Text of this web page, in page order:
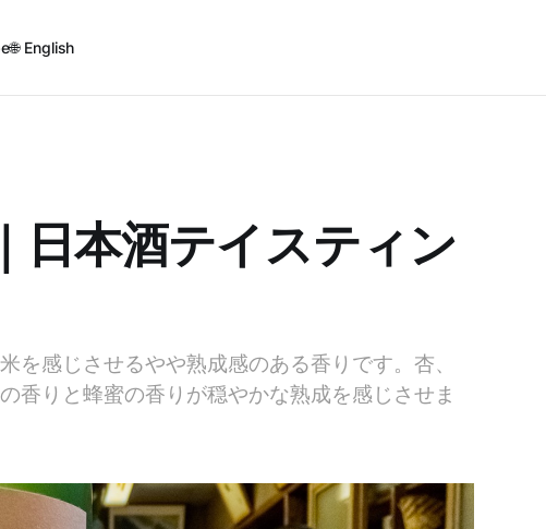
🌐 English
日本酒テイスティン
を感じさせるやや熟成感のある香りです。杏、
香りと蜂蜜の香りが穏やかな熟成を感じさせま